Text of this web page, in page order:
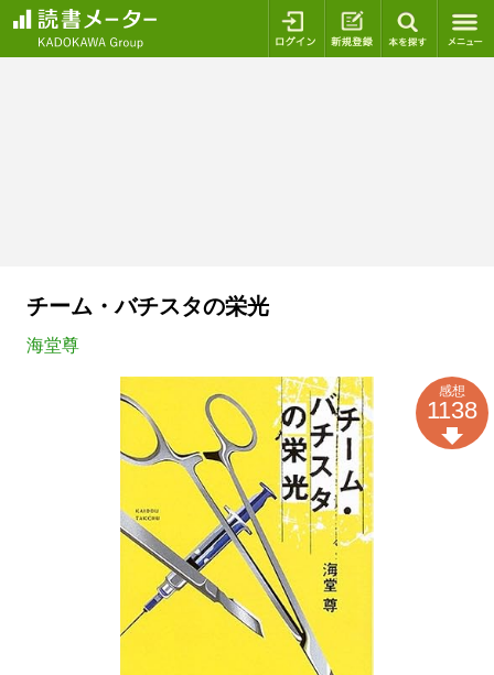
ログイン 新規登録
チーム・バチスタの栄光
海堂尊
感想
1138